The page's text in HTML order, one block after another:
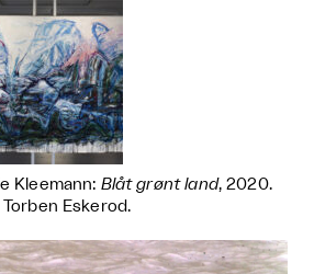
Kleemann: Blåt grønt land, 2020.
Torben Eskerod.